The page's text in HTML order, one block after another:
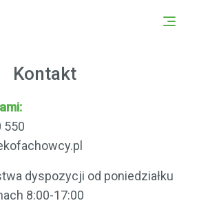
Z
Kontakt
550
dyspozycji od poniedziałku
8:00-17:00